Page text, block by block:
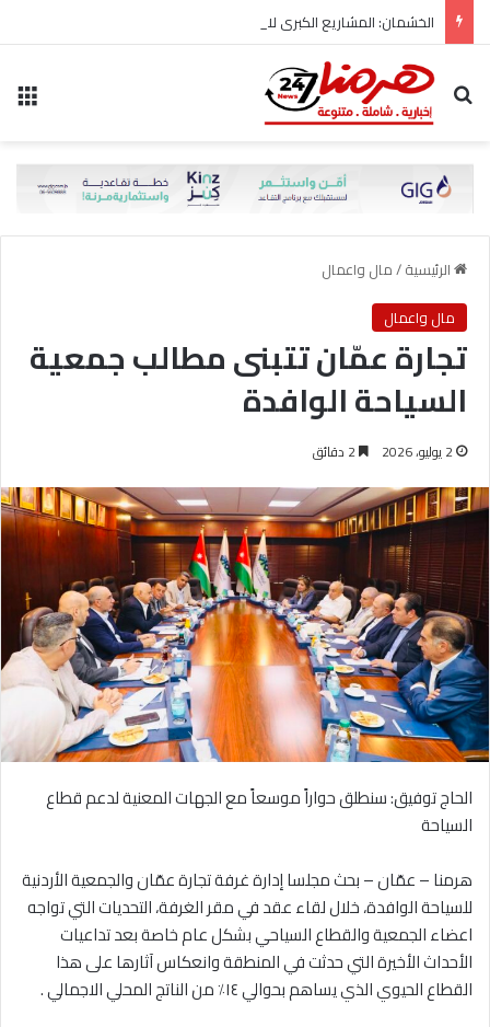
الخشمان: المشاريع الكبرى لا تُبنى على حساب المواطن..
بحث عن
الرئيسية/مال واعمال
مال واعمال
تجارة عمّان تتبنى مطالب جمعية
السياحة الوافدة
2 يوليو، 2026
الحاج توفيق: سنطلق حواراً موسعاً مع الجهات المعنية لدعم قطاع
السياحة
هرمنا – عمّان – بحث مجلسا إدارة غرفة تجارة عمّان والجمعية الأردنية
للسياحة الوافدة، خلال لقاء عقد في مقر الغرفة، التحديات التي تواجه
اعضاء الجمعية والقطاع السياحي بشكل عام خاصة بعد تداعيات
الأحداث الأخيرة التي حدثت في المنطقة وانعكاس آثارها على هذا
القطاع الحيوي الذي يساهم بحوالي ١٤٪؜ من الناتج المحلي الاجمالي .